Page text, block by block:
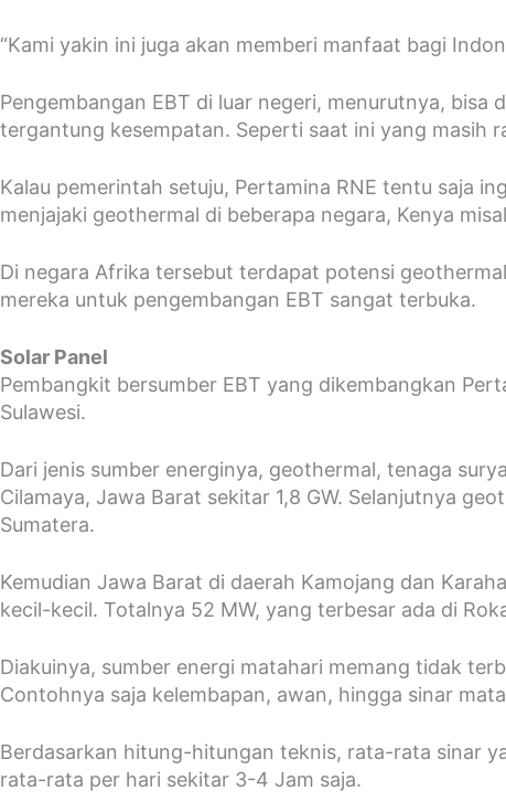
“Kami yakin ini juga akan memberi manfaat bagi
Pengembangan EBT di luar negeri, menurutnya,
tergantung kesempatan. Seperti saat ini yang masih
Kalau pemerintah setuju, Pertamina RNE tentu saja
menjajaki geothermal di beberapa negara, Kenya
Di negara Afrika tersebut terdapat potensi
mereka untuk pengembangan EBT sangat terbuka.
Solar Panel
Pembangkit bersumber EBT yang dikembangkan
Sulawesi.
Dari jenis sumber energinya, geothermal, tenaga
Cilamaya, Jawa Barat sekitar 1,8 GW. Selanjutnya
Sumatera.
Kemudian Jawa Barat di daerah Kamojang dan
kecil-kecil. Totalnya 52 MW, yang terbesar ada di
Diakuinya, sumber energi matahari memang tidak
Contohnya saja kelembapan, awan, hingga sinar
Berdasarkan hitung-hitungan teknis, rata-rata sinar
rata-rata per hari sekitar 3-4 Jam saja.